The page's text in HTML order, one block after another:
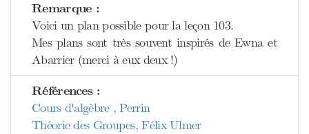
Remarque :
Voici un plan possible pour la leçon 103.
Mes plans sont très souvent inspirés de Ewna et
Abarrier (merci à eux deux !)
Références :
Cours d'algèbre , Perrin
Théorie des Groupes, Félix Ulmer